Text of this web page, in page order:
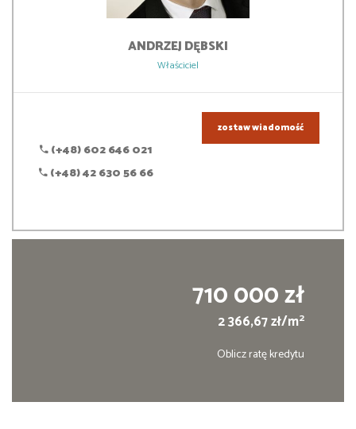
ANDRZEJ DĘBSKI
Właściciel
(+48) 602 646 021
(+48) 42 630 56 66
zostaw wiadomość
710 000 zł
2 366,67 zł/m2
Oblicz ratę kredytu